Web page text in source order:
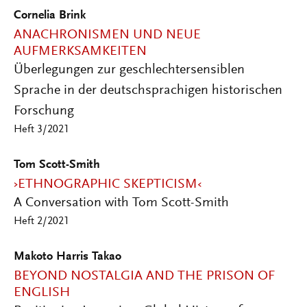
Cornelia Brink
ANACHRONISMEN UND NEUE
AUFMERKSAMKEITEN
Überlegungen zur geschlechtersensiblen
Sprache in der deutschsprachigen historischen
Forschung
Heft 3/2021
Tom Scott-Smith
›ETHNOGRAPHIC SKEPTICISM‹
A Conversation with Tom Scott-Smith
Heft 2/2021
Makoto Harris Takao
BEYOND NOSTALGIA AND THE PRISON OF
ENGLISH